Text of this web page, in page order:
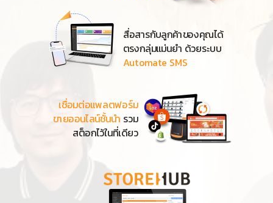
สื่อสารกับลูกค้าของคุณได้
ตรงกลุ่มแม่นยำ ด้วยระบบ
Automate SMS
เชื่อมต่อแพลตฟอร์ม
ขายออนไลน์ชั้นนำ รวม
สต็อกไว้ในที่เดียว